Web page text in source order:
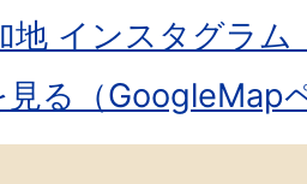
地 インスタグラム
見る（GoogleMap